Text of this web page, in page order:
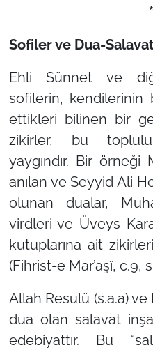
Sofiler ve Dua-
Ehli Sünnet ve
sofilerin, kendilerinin
ettikleri bilinen bir
zikirler, bu
yaygındır. Bir örneği
anılan ve Seyyid Ali
olunan dualar,
virdleri ve Üveys
kutuplarına ait
(Fihrist-e Mar’aşî, c.9,
Allah Resulü (s.a.a)
dua olan salavat
edebiyattır. Bu